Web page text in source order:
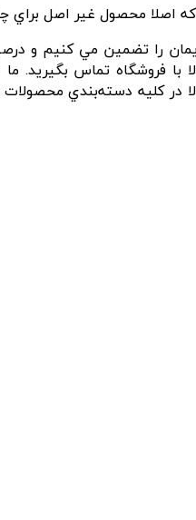
اصلا محصول غير اصل براي
را تضمين مي کنيم و
با فروشگاه تماس بگيريد.
در کليه دسته‌بندي محصولات